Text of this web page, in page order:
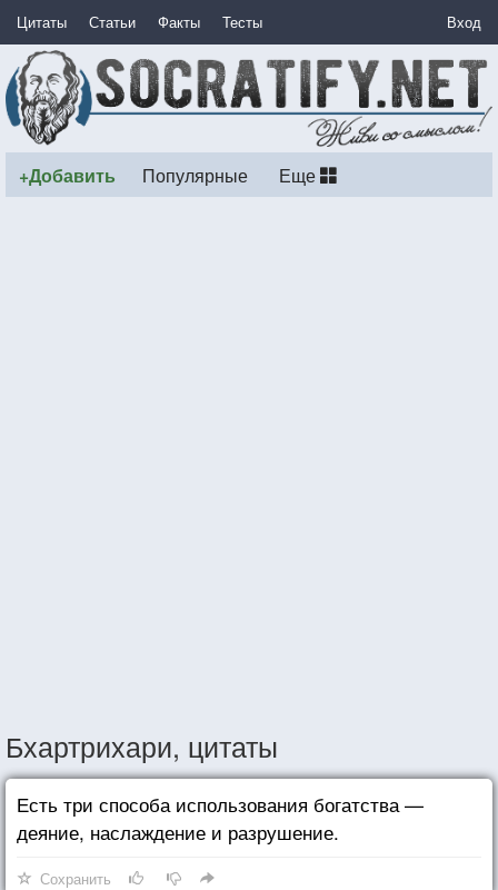
Цитаты Статьи Факты Тесты Вход
+Добавить Популярные Еще
Бхартрихари, цитаты
Есть три способа использования богатства —
деяние, наслаждение и разрушение.
Сохранить